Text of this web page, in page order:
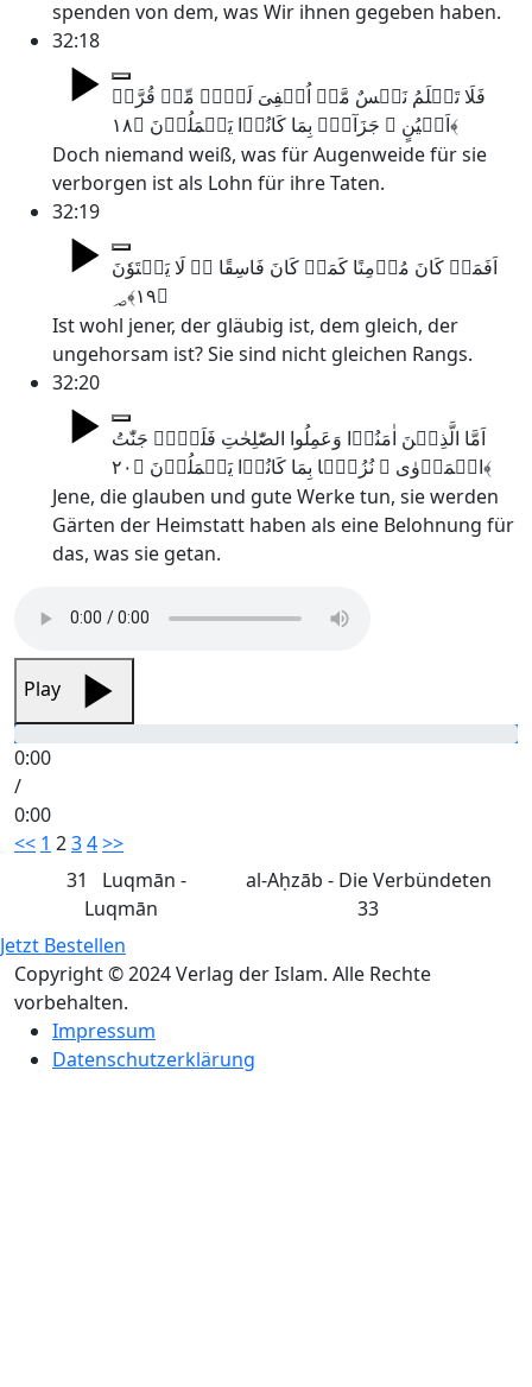
spenden von dem, was Wir ihnen gegeben haben.
32:18
فَلَا تَعۡلَمُ نَفۡسٌ مَّاۤ اُخۡفِیَ لَہُمۡ مِّنۡ قُرَّۃِ
اَعۡیُنٍ ۚ جَزَآءًۢ بِمَا کَانُوۡا یَعۡمَلُوۡنَ ﴿۱۸﴾
Doch niemand weiß, was für Augenweide für sie
verborgen ist als Lohn für ihre Taten.
32:19
اَفَمَنۡ کَانَ مُؤۡمِنًا کَمَنۡ کَانَ فَاسِقًا ؕؔ لَا یَسۡتَوٗنَ
﴿۱۹﴾؃
Ist wohl jener, der gläubig ist, dem gleich, der
ungehorsam ist? Sie sind nicht gleichen Rangs.
32:20
اَمَّا الَّذِیۡنَ اٰمَنُوۡا وَعَمِلُوا الصّٰلِحٰتِ فَلَہُمۡ جَنّٰتُ
الۡمَاۡوٰی ۫ نُزُلًۢا بِمَا کَانُوۡا یَعۡمَلُوۡنَ ﴿۲۰﴾
Jene, die glauben und gute Werke tun, sie werden
Gärten der Heimstatt haben als eine Belohnung für
das, was sie getan.
Play
0:00
/
0:00
Seitennummerierung
Beiträge
<< 1 234>>
31
Luqmān -
Luqmān
al-Aḥzāb - Die Verbündeten
33
Jetzt Bestellen
Copyright © 2024 Verlag der Islam. Alle Rechte
vorbehalten.
Impressum
Datenschutzerklärung